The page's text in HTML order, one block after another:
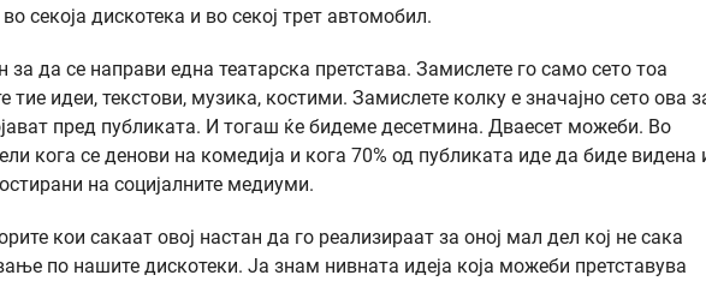
секоја дискотека и во секој трет автомобил.
да се направи една театарска претстава. Замислете го само сето тоа
идеи, текстови, музика, костими. Замислете колку е значајно сето ова
пред публиката. И тогаш ќе бидеме десетмина. Дваесет можеби. Во
кога се денови на комедија и кога 70% од публиката иде да биде видена
на социјалните медиуми.
кои сакаат овој настан да го реализираат за оној мал дел кој не сака
по нашите дискотеки. Ја знам нивната идеја која можеби претставува